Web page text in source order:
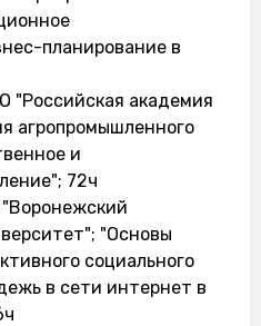
планирование в
"Российская академия
агропромышленного
и
72ч
"Основы
социального
в сети интернет в